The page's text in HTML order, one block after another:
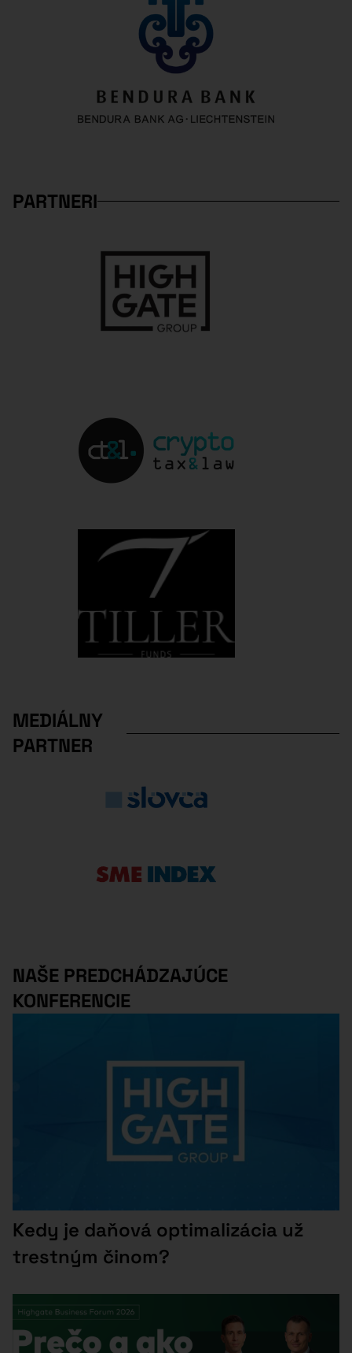
PARTNERI
MEDIÁLNY
PARTNER
NAŠE PREDCHÁDZAJÚCE
KONFERENCIE
Kedy je daňová optimalizácia už
trestným činom?